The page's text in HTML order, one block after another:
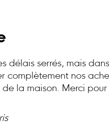
délais serrés, mais
complètement nos
la maison. Merci